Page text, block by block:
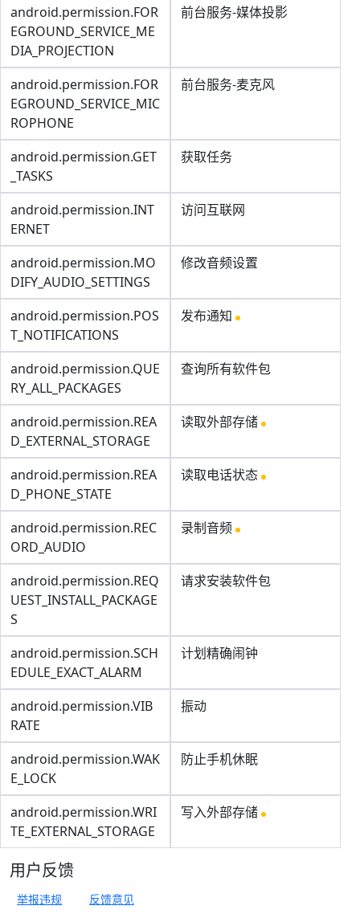
android.permission.FOR
EGROUND_SERVICE_ME
DIA_PROJECTION
前台服务-媒体投影
android.permission.FOR
EGROUND_SERVICE_MIC
ROPHONE
前台服务-麦克风
android.permission.GET
_TASKS
获取任务
android.permission.INT
ERNET
访问互联网
android.permission.MO
DIFY_AUDIO_SETTINGS
修改音频设置
android.permission.POS
T_NOTIFICATIONS
发布通知
android.permission.QUE
RY_ALL_PACKAGES
查询所有软件包
android.permission.REA
D_EXTERNAL_STORAGE
读取外部存储
android.permission.REA
D_PHONE_STATE
读取电话状态
android.permission.REC
ORD_AUDIO
录制音频
android.permission.REQ
UEST_INSTALL_PACKAGE
S
请求安装软件包
android.permission.SCH
EDULE_EXACT_ALARM
计划精确闹钟
android.permission.VIB
RATE
振动
android.permission.WAK
E_LOCK
防止手机休眠
android.permission.WRI
TE_EXTERNAL_STORAGE
写入外部存储
用户反馈
举报违规 反馈意见